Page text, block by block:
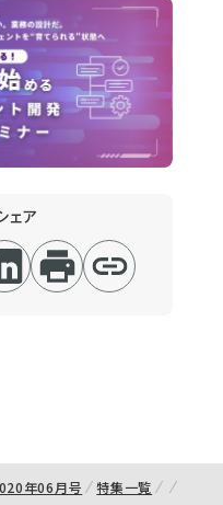
ェア
年06月号 特集一覧